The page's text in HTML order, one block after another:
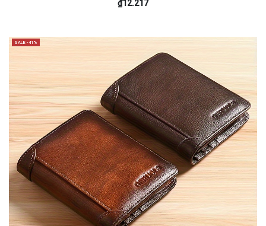
₫12.217
SALE -41%